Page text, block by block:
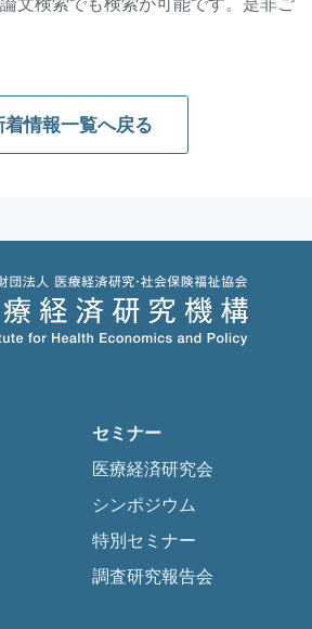
着情報一覧へ戻る
セミナー
医療経済研究会
シンポジウム
特別セミナー
調査研究報告会